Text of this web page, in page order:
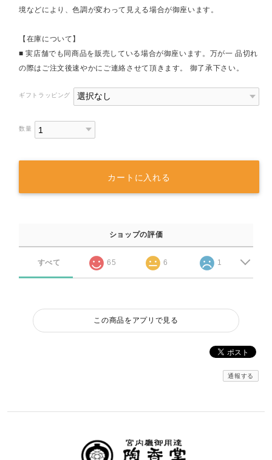
境などにより、色調が変わって見える場合が御座います。
【在庫について】
■ 実店舗でも同商品を販売している場合が御座います。万が一 品切れ
の際はご注文後速やかにご連絡させて頂きます。 御了承下さい。
ギフトラッピング
数量
カートに入れる
ショップの評価
すべて 65 6 1
この商品をアプリで見る
通報する